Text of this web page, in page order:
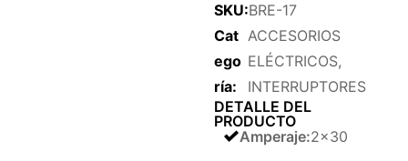
SKU:BRE-17
Cat
ego
ría:
ACCESORIOS
ELÉCTRICOS,
INTERRUPTORES
DETALLE DEL
PRODUCTO
Amperaje:2×30